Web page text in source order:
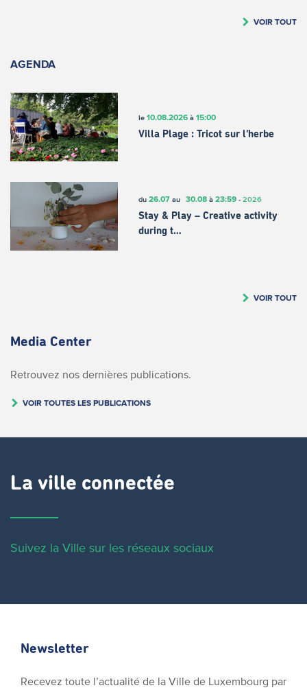
VOIR TOUT
AGENDA
le 10.08.2026à 15:00
Villa Plage : Tricot sur l’herbe
du 26.07au 30.08à 23:59- 2026
Stay & Play – Creative activity
during t…
VOIR TOUT
Media Center
Retrouvez nos dernières publications.
VOIR TOUTES LES PUBLICATIONS
La ville connectée
Suivez la Ville sur les réseaux sociaux
Newsletter
Recevez toute l’actualité de la Ville de Luxembourg par